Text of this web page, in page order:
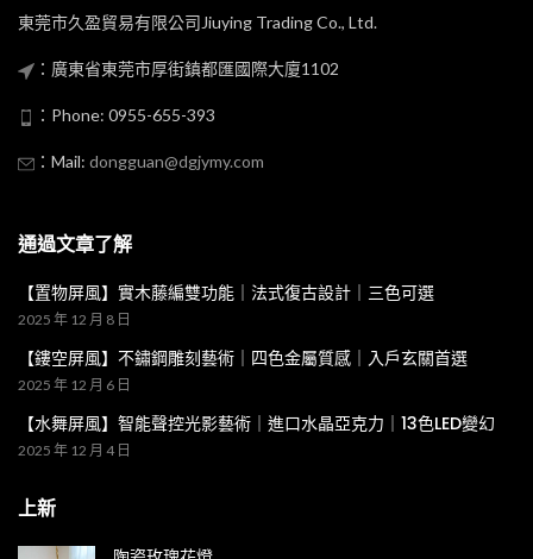
東莞市久盈貿易有限公司Jiuying Trading Co., Ltd.
：廣東省東莞市厚街鎮都匯國際大廈1102
：Phone: 0955-655-393
：Mail: dongguan@dgjymy.com
通過文章了解
【置物屏風】實木藤編雙功能｜法式復古設計｜三色可選
2025 年 12 月 8 日
【鏤空屏風】不鏽鋼雕刻藝術｜四色金屬質感｜入戶玄關首選
2025 年 12 月 6 日
【水舞屏風】智能聲控光影藝術｜進口水晶亞克力｜13色LED變幻
2025 年 12 月 4 日
上新